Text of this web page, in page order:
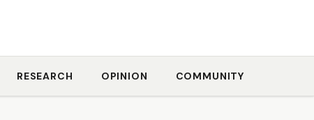
RESEARCH OPINION COMMUNITY